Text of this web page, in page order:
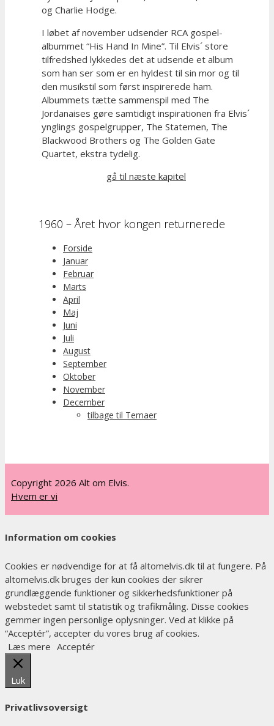
og Charlie Hodge.
I løbet af november udsender RCA gospel-
albummet “His Hand In Mine”. Til Elvis´ store
tilfredshed lykkedes det at udsende et album
som han ser som er en hyldest til sin mor og til
den musikstil som først inspirerede ham.
Albummets tætte sammenspil med The
Jordanaises gøre samtidigt inspirationen fra Elvis´
ynglings gospelgrupper, The Statemen, The
Blackwood Brothers og The Golden Gate
Quartet, ekstra tydelig.
gå til næste kapitel
1960 – Året hvor kongen returnerede
Forside
Januar
Februar
Marts
April
Maj
Juni
Juli
August
September
Oktober
November
December
tilbage til Temaer
Copyright 2026 Alt om Elvis.
Hvem er vi
Information om cookies
Cookies er nødvendige for at få altomelvis.dk til at fungere. På
altomelvis.dk bruges der kun cookies der sikrer
grundlæggende funktioner og sikkerhedsfunktioner på
webstedet samt til statistik og trafikmåling. Disse cookies
gemmer ingen personlige oplysninger. Ved at klikke på
“Acceptér”, accepter du vores brug af cookies.
Læs mere Acceptér
Luk
Privatlivsoversigt